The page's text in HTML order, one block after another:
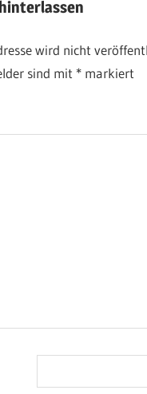
wird nicht
sind mit * markiert